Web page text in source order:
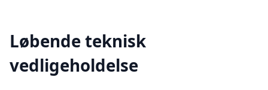
Løbende teknisk
vedligeholdelse